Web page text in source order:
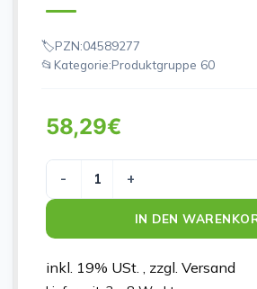
PZN:04589277
Kategorie:Produktgruppe 60
58,29€
UNIFLEX UNIV 5MX6CM W ZELL
IN DEN
inkl. 19% USt. , zzgl. Versand